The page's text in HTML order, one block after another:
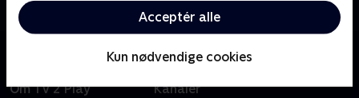
Acceptér alle
Kun nødvendige cookies
med ét af bandets vigtigste beslutninger til dato.
Om TV 2 Play Kanaler